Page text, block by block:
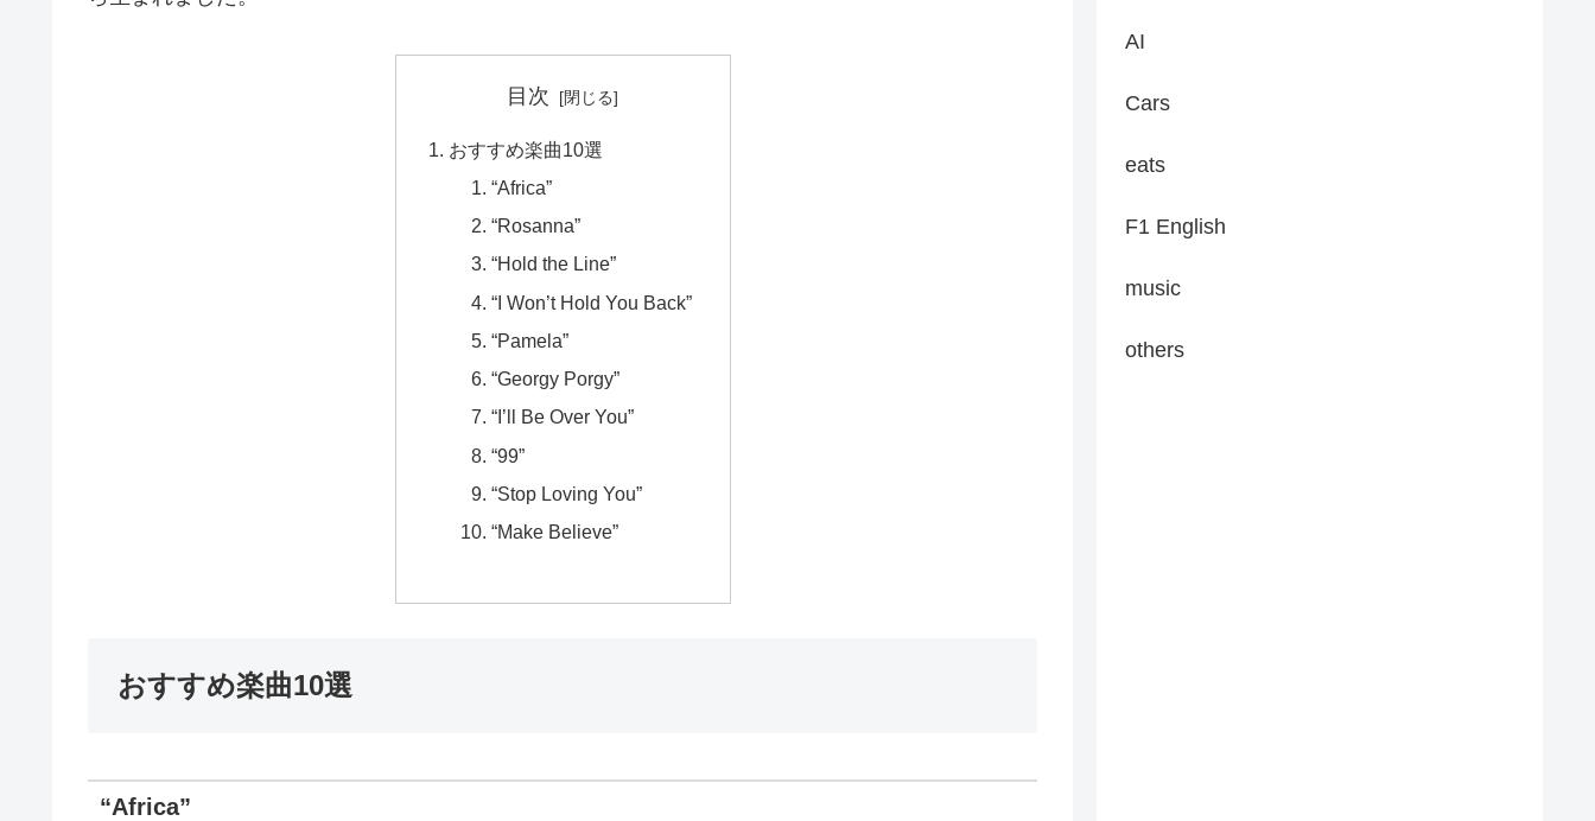
目次
おすすめ楽曲10選
“Africa”
“Rosanna”
“Hold the Line”
“I Won’t Hold You Back”
“Pamela”
“Georgy Porgy”
“I’ll Be Over You”
“99”
“Stop Loving You”
“Make Believe”
おすすめ楽曲10選
“Africa”
AI
Cars
eats
F1 English
music
others